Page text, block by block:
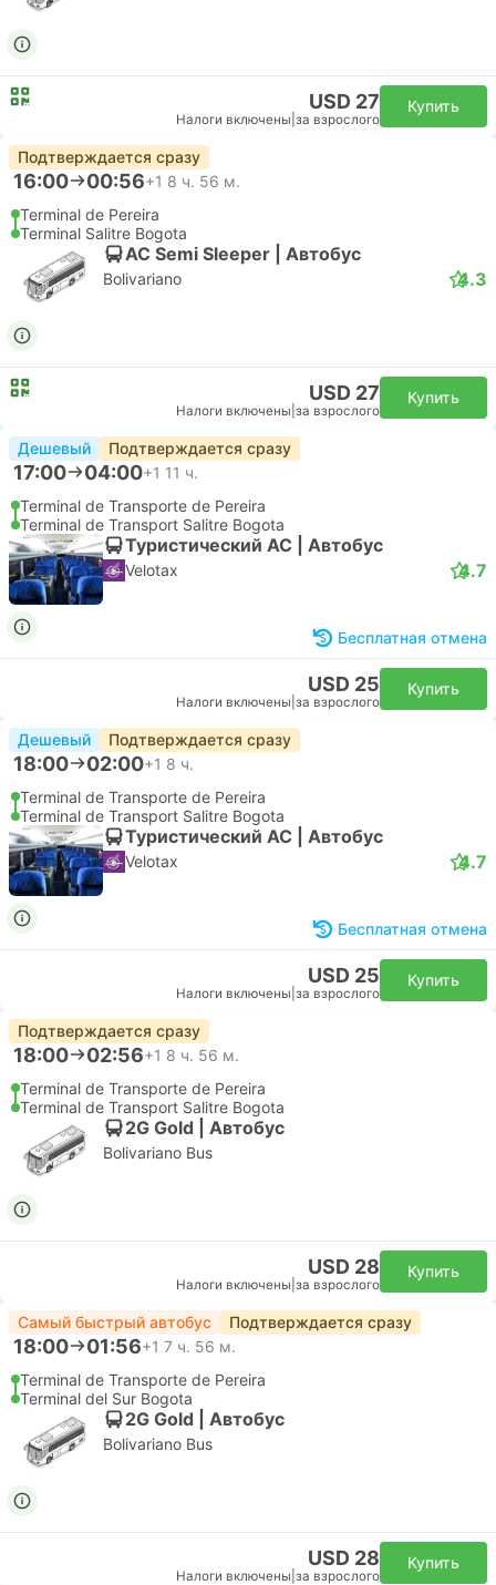
USD 27
Налоги включены за взрослого
Купить
Подтверждается сразу
16:00 00:56+1 8 ч. 56 м.
Terminal de Pereira
Terminal Salitre Bogota
AC Semi Sleeper | Автобус
Bolivariano 4.3
USD 27
Налоги включены за взрослого
Купить
Дешевый Подтверждается сразу
17:00 04:00+1 11 ч.
Terminal de Transporte de Pereira
Terminal de Transport Salitre Bogota
Туристический AC | Автобус
Velotax 4.7
Бесплатная отмена
USD 25
Налоги включены за взрослого
Купить
Дешевый Подтверждается сразу
18:00 02:00+1 8 ч.
Terminal de Transporte de Pereira
Terminal de Transport Salitre Bogota
Туристический AC | Автобус
Velotax 4.7
Бесплатная отмена
USD 25
Налоги включены за взрослого
Купить
Подтверждается сразу
18:00 02:56+1 8 ч. 56 м.
Terminal de Transporte de Pereira
Terminal de Transport Salitre Bogota
2G Gold | Автобус
Bolivariano Bus
USD 28
Налоги включены за взрослого
Купить
Самый быстрый автобус Подтверждается сразу
18:00 01:56+1 7 ч. 56 м.
Terminal de Transporte de Pereira
Terminal del Sur Bogota
2G Gold | Автобус
Bolivariano Bus
USD 28
Налоги включены за взрослого
Купить